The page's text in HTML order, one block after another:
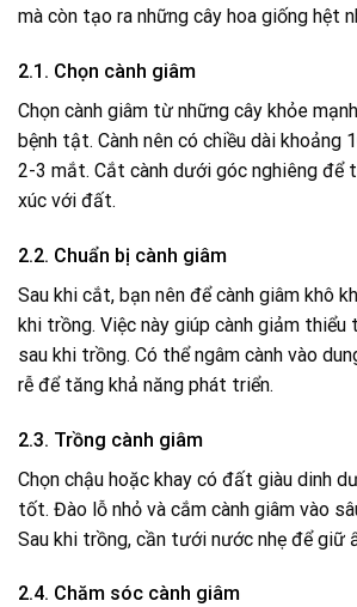
mà còn tạo ra những cây hoa giống hệt
2.1. Chọn cành giâm
Chọn cành giâm từ những cây khỏe
bệnh tật. Cành nên có chiều dài khoảng
2-3 mắt. Cắt cành dưới góc nghiêng để
xúc với đất.
2.2. Chuẩn bị cành giâm
Sau khi cắt, bạn nên để cành giâm khô
khi trồng. Việc này giúp cành giảm
sau khi trồng. Có thể ngâm cành vào
rễ để tăng khả năng phát triển.
2.3. Trồng cành giâm
Chọn chậu hoặc khay có đất giàu dinh
tốt. Đào lỗ nhỏ và cắm cành giâm vào
Sau khi trồng, cần tưới nước nhẹ để giữ
2.4. Chăm sóc cành giâm